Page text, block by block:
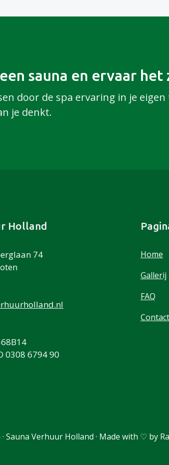
sauna en ervaar het
door de spa ervaring in je
je denkt.
Holland
74
0308 6794 90
Home
Gallerij
FAQ
Sauna Verhuur Holland · Made with ♡ by